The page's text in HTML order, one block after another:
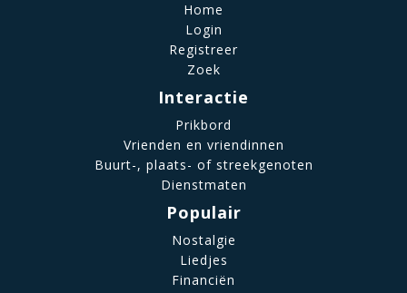
Home
Login
Registreer
Zoek
Interactie
Prikbord
Vrienden en vriendinnen
Buurt-, plaats- of streekgenoten
Dienstmaten
Populair
Nostalgie
Liedjes
Financiën